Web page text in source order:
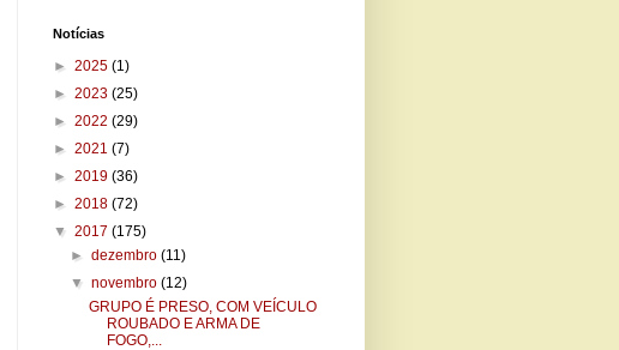
Notícias
► 2025 (1)
► 2023 (25)
► 2022 (29)
► 2021 (7)
► 2019 (36)
► 2018 (72)
▼ 2017 (175)
►dezembro(11)
▼novembro(12)
GRUPO É PRESO, COM VEÍCULO
ROUBADO E ARMA DE
FOGO,...